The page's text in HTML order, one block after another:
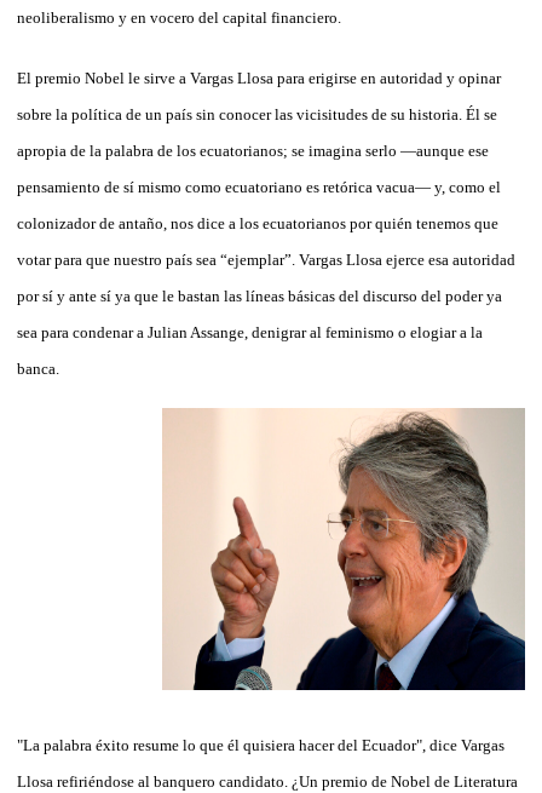
neoliberalismo y en vocero del capital financiero.
El premio Nobel le sirve a Vargas Llosa para erigirse en autoridad y opinar
sobre la política de un país sin conocer las vicisitudes de su historia. Él se
apropia de la palabra de los ecuatorianos; se imagina serlo —aunque ese
pensamiento de sí mismo como ecuatoriano es retórica vacua— y, como el
colonizador de antaño, nos dice a los ecuatorianos por quién tenemos que
votar para que nuestro país sea “ejemplar”. Vargas Llosa ejerce esa autoridad
por sí y ante sí ya que le bastan las líneas básicas del discurso del poder ya
sea para condenar a Julian Assange, denigrar al feminismo o elogiar a la
banca.
"La palabra éxito resume lo que él quisiera hacer del Ecuador", dice Vargas
Llosa refiriéndose al banquero candidato. ¿Un premio de Nobel de Literatura